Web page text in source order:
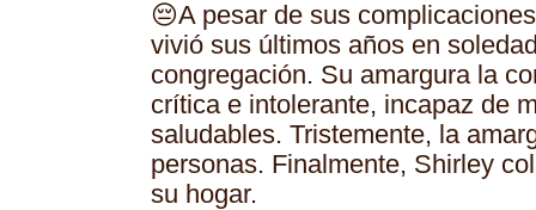
😔A pesar de sus
vivió sus últimos años en
congregación. Su amargura la
crítica e intolerante, incapaz de
saludables. Tristemente, la
personas. Finalmente, Shirley
su hogar.